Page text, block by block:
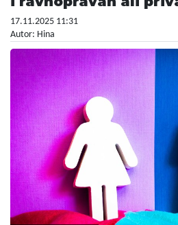
17.11.2025 11:31
Autor: Hina